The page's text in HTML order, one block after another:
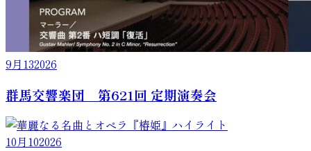
9月132026
群馬交響楽団 第621回 定期演奏会
10月102026